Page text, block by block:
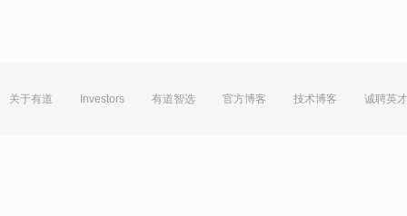
关于有道 Investors 有道智选 官方博客 技术博客 诚聘英才